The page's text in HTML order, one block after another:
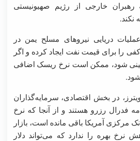
خارجی از رژیم صهیونیستی
نکند.
دریایی نیروهای مسلح یمن در
را برای قیمت نفت ایجاد کرده و اگر
شود، ممکن است نرخ ریسک اضافی
در بخش اقتصادی، سرمایه‌گذاران
فدرال رزرو هستند و از آنجا که نرخ
مرکزی آمریکا باقی مانده است، بازار
نرخ بهره را ندارد که می‌تواند دلار